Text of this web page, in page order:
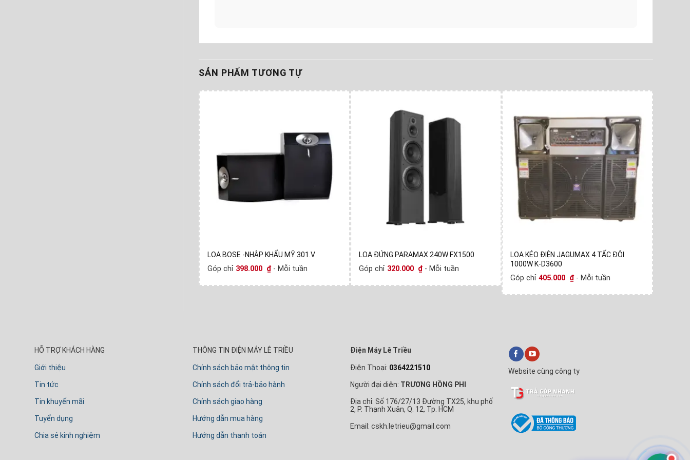
SẢN PHẨM TƯƠNG TỰ
LOA BOSE -NHẬP KHẨU MỸ 301.V
Góp chỉ 398.000 ₫ - Mỗi tuần
LOA ĐỨNG PARAMAX 240W FX1500
Góp chỉ 320.000 ₫ - Mỗi tuần
LOA KÉO ĐIỆN JAGUMAX 4 TẤC ĐÔI
1000W K-D3600
Góp chỉ 405.000 ₫ - Mỗi tuần
HỖ TRỢ KHÁCH HÀNG
Giới thiệu
Tin tức
Tin khuyến mãi
Tuyển dụng
Chia sẻ kinh nghiệm
THÔNG TIN ĐIỆN MÁY LÊ TRIỀU
Chính sách bảo mật thông tin
Chính sách đổi trả-bảo hành
Chính sách giao hàng
Hướng dẫn mua hàng
Hướng dẫn thanh toán
Điện Máy Lê Triều
Điện Thoại: 0364221510
Người đại diện: TRƯƠNG HỒNG PHI
Địa chỉ: Số 176/27/13 Đường TX25, khu phố
2, P. Thạnh Xuân, Q. 12, Tp. HCM
Email: cskh.letrieu@gmail.com
Website cùng công ty